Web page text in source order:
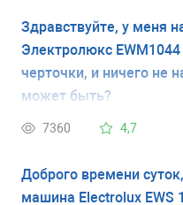
Здравствуйте, у меня
Электролюкс EWM1044
черточки, и ничего не
может быть?
7360 4,7
Доброго времени
машина Electrolux EWS